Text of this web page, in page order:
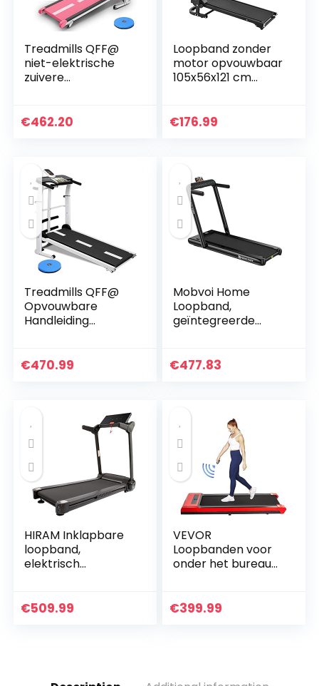
Treadmills QFF@
niet-elektrische
zuivere
multifunctionele
€462.20
Loopband zonder
motor opvouwbaar
105x56x121 cm
€176.99
Treadmills QFF@
Opvouwbare
Handleiding
Hoogte Helling Niet
€470.99
Mobvoi Home
Loopband,
geïntegreerde
afstandsbediening,
€477.83
HIRAM Inklapbare
loopband,
elektrisch
speedrunner met
€509.99
VEVOR
Loopbanden voor
onder het bureau
hardlopen, Led-
€399.99